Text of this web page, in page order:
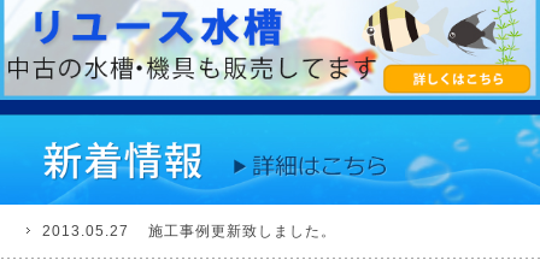
2013.05.27 施工事例更新致しました。